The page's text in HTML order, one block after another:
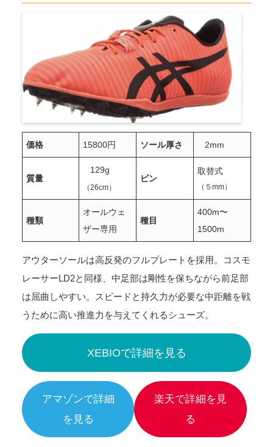
価格 15800円 ソール厚さ 2mm
質量
129g
（26cm）
ピン
取替式
（５mm）
種類
オールウェ
ザー専用
種目
400m〜
1500m
アウターソールは高反発のフルプレートを採用。コスモ
レーサーLD2と同様、中足部は剛性を保ちながら前足部
は屈曲しやすい。スピードと持久力が必要な中距離を戦
うために高い推進力を与えてくれるシューズ。
XEBIOで詳細を見る
アマゾンで詳細
を見る
楽天で詳細を見
る